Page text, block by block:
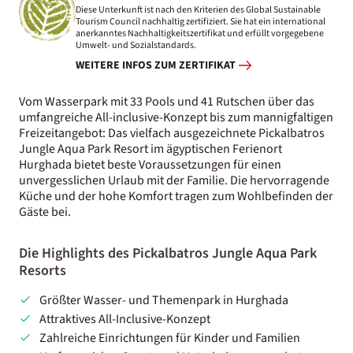
Diese Unterkunft ist nach den Kriterien des Global Sustainable
Tourism Council nachhaltig zertifiziert. Sie hat ein international
anerkanntes Nachhaltigkeitszertifikat und erfüllt vorgegebene
Umwelt- und Sozialstandards.
WEITERE INFOS ZUM ZERTIFIKAT
Vom Wasserpark mit 33 Pools und 41 Rutschen über das
umfangreiche All-inclusive-Konzept bis zum mannigfaltigen
Freizeitangebot: Das vielfach ausgezeichnete Pickalbatros
Jungle Aqua Park Resort im ägyptischen Ferienort
Hurghada bietet beste Voraussetzungen für einen
unvergesslichen Urlaub mit der Familie. Die hervorragende
Küche und der hohe Komfort tragen zum Wohlbefinden der
Gäste bei.
Die Highlights des Pickalbatros Jungle Aqua Park
Resorts
Größter Wasser- und Themenpark in Hurghada
Attraktives All-Inclusive-Konzept
Zahlreiche Einrichtungen für Kinder und Familien